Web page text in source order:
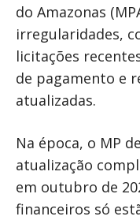
do Amazonas
irregularidades,
licitações
de pagamento e
atualizadas.
Na época, o MP
atualização
em outubro de
financeiros só